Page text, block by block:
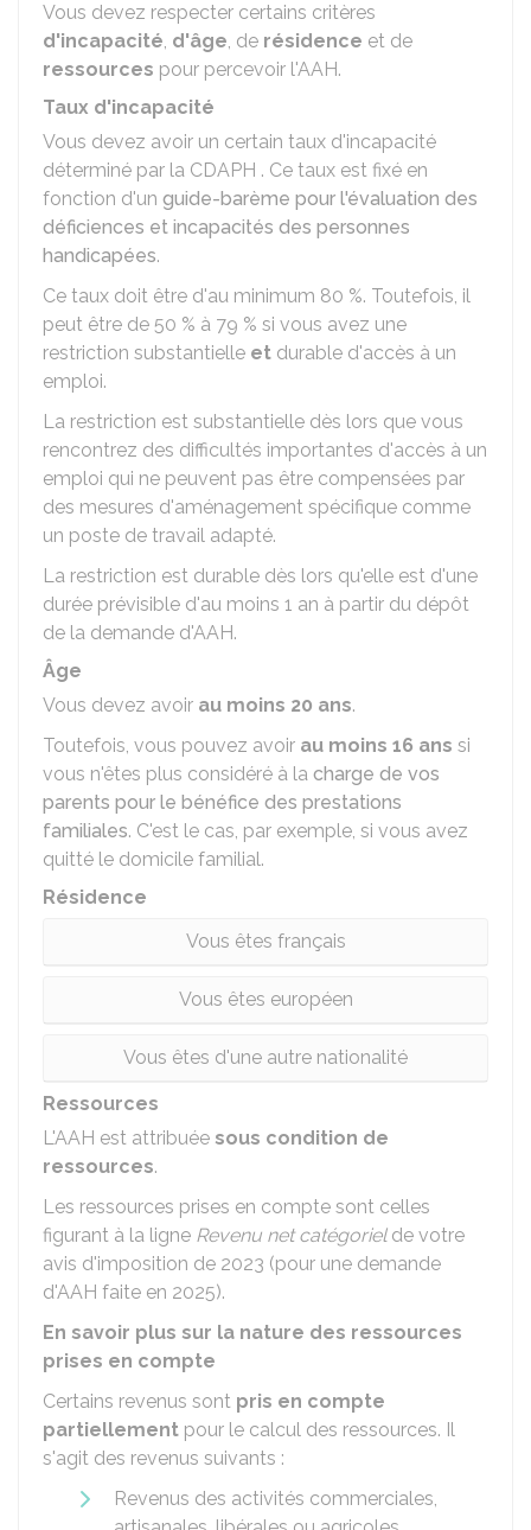
Vous devez respecter certains critères
d'incapacité, d'âge, de résidence et de
ressources pour percevoir l'AAH.
Taux d'incapacité
Vous devez avoir un certain taux d'incapacité
déterminé par la CDAPH . Ce taux est fixé en
fonction d'un guide-barème pour l'évaluation des
déficiences et incapacités des personnes
handicapées.
Ce taux doit être d'au minimum 80 %. Toutefois, il
peut être de 50 % à 79 % si vous avez une
restriction substantielle et durable d'accès à un
emploi.
La restriction est substantielle dès lors que vous
rencontrez des difficultés importantes d'accès à un
emploi qui ne peuvent pas être compensées par
des mesures d'aménagement spécifique comme
un poste de travail adapté.
La restriction est durable dès lors qu'elle est d'une
durée prévisible d'au moins 1 an à partir du dépôt
de la demande d'AAH.
Âge
Vous devez avoir au moins 20 ans.
Toutefois, vous pouvez avoir au moins 16 ans si
vous n'êtes plus considéré à la charge de vos
parents pour le bénéfice des prestations
familiales. C'est le cas, par exemple, si vous avez
quitté le domicile familial.
Résidence
Vous êtes français
Vous êtes européen
Vous êtes d'une autre nationalité
Ressources
L'AAH est attribuée sous condition de
ressources.
Les ressources prises en compte sont celles
figurant à la ligne Revenu net catégorielde votre
avis d'imposition de 2023 (pour une demande
d'AAH faite en 2025).
En savoir plus sur la nature des ressources
prises en compte
Certains revenus sont pris en compte
partiellement pour le calcul des ressources. Il
s'agit des revenus suivants :
Revenus des activités commerciales,